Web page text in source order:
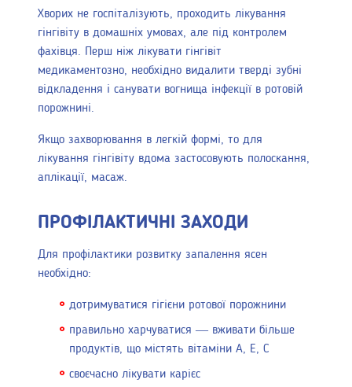
Хворих не госпіталізують, проходить лікування
гінгівіту в домашніх умовах, але під контролем
фахівця. Перш ніж лікувати гінгівіт
медикаментозно, необхідно видалити тверді зубні
відкладення і санувати вогнища інфекції в ротовій
порожнині.
Якщо захворювання в легкій формі, то для
лікування гінгівіту вдома застосовують полоскання,
аплікації, масаж.
ПРОФІЛАКТИЧНІ ЗАХОДИ
Для профілактики розвитку запалення ясен
необхідно:
дотримуватися гігієни ротової порожнини
правильно харчуватися — вживати більше
продуктів, що містять вітаміни А, Е, С
своєчасно лікувати карієс